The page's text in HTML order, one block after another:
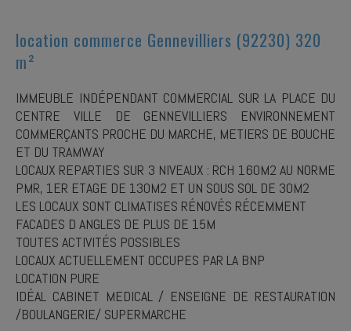
location commerce Gennevilliers (92230) 320
m²
IMMEUBLE INDÉPENDANT COMMERCIAL SUR LA PLACE DU
CENTRE VILLE DE GENNEVILLIERS ENVIRONNEMENT
COMMERÇANTS PROCHE DU MARCHE, METIERS DE BOUCHE
ET DU TRAMWAY
LOCAUX REPARTIES SUR 3 NIVEAUX : RCH 160M2 AU NORME
PMR, 1ER ETAGE DE 130M2 ET UN SOUS SOL DE 30M2
LES LOCAUX SONT CLIMATISES RÉNOVÉS RÉCEMMENT
FACADES D ANGLES DE PLUS DE 15M
TOUTES ACTIVITÉS POSSIBLES
LOCAUX ACTUELLEMENT OCCUPES PAR LA BNP
LOCATION PURE
IDÉAL CABINET MEDICAL / ENSEIGNE DE RESTAURATION
/BOULANGERIE/ SUPERMARCHE